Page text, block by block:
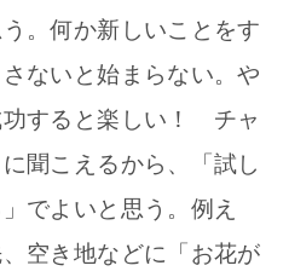
。何か新しいことをす
ないと始まらない。や
功すると楽しい！ チャ
聞こえるから、「試し
でよいと思う。例え
空き地などに「お花が